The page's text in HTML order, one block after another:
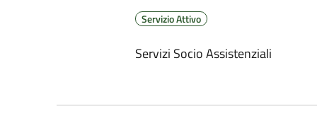
Servizio Attivo
Servizi Socio Assistenziali